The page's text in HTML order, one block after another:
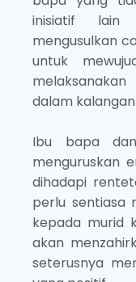
inisiatif lain
mengusulkan
untuk
dalam
Ibu bapa
menguruskan
dihadapi
perlu sentiasa
kepada murid
akan
seterusnya